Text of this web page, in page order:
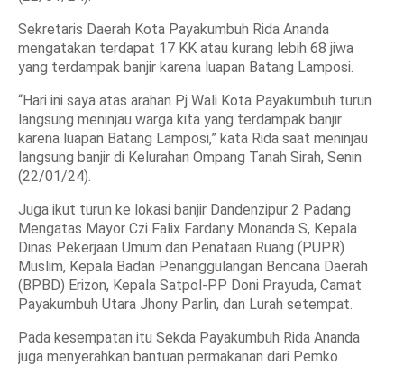
Sekretaris Daerah Kota Payakumbuh Rida Ananda
mengatakan terdapat 17 KK atau kurang lebih 68 jiwa
yang terdampak banjir karena luapan Batang Lamposi.
“Hari ini saya atas arahan Pj Wali Kota Payakumbuh turun
langsung meninjau warga kita yang terdampak banjir
karena luapan Batang Lamposi,” kata Rida saat meninjau
langsung banjir di Kelurahan Ompang Tanah Sirah, Senin
(22/01/24).
Juga ikut turun ke lokasi banjir Dandenzipur 2 Padang
Mengatas Mayor Czi Falix Fardany Monanda S, Kepala
Dinas Pekerjaan Umum dan Penataan Ruang (PUPR)
Muslim, Kepala Badan Penanggulangan Bencana Daerah
(BPBD) Erizon, Kepala Satpol-PP Doni Prayuda, Camat
Payakumbuh Utara Jhony Parlin, dan Lurah setempat.
Pada kesempatan itu Sekda Payakumbuh Rida Ananda
juga menyerahkan bantuan permakanan dari Pemko